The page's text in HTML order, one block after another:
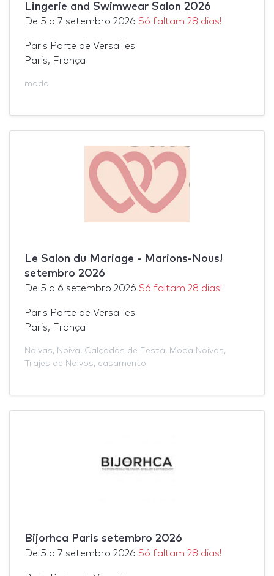
Lingerie and Swimwear Salon 2026
De 5 a 7 setembro 2026 Só faltam 28 dias!
Paris Porte de Versailles
Paris, França
moda
Le Salon du Mariage - Marions-Nous!
setembro 2026
De 5 a 6 setembro 2026 Só faltam 28 dias!
Paris Porte de Versailles
Paris, França
Noivas, Noiva, Calçados de Festa, Moda Noivas,
Trajes de Noivos, casamento
Bijorhca Paris setembro 2026
De 5 a 7 setembro 2026 Só faltam 28 dias!